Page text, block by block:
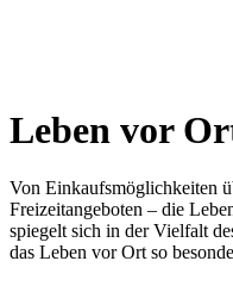
Leben vor
Von Einkaufsmöglichkeiten
Freizeitangeboten – die
spiegelt sich in der Vielfalt
das Leben vor Ort so